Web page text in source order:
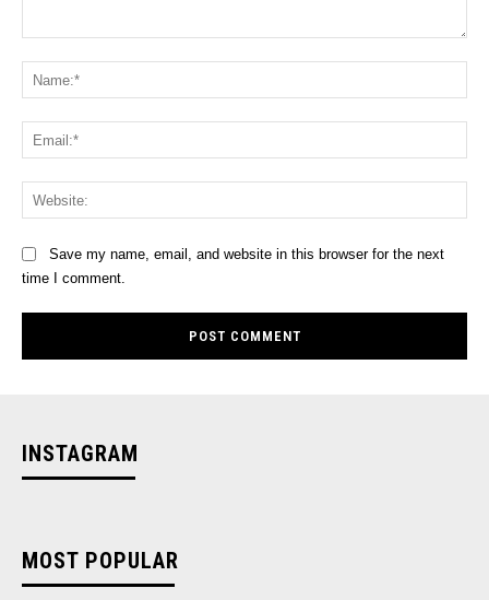
Save my name, email, and website in this browser for the next
time I comment.
INSTAGRAM
MOST POPULAR